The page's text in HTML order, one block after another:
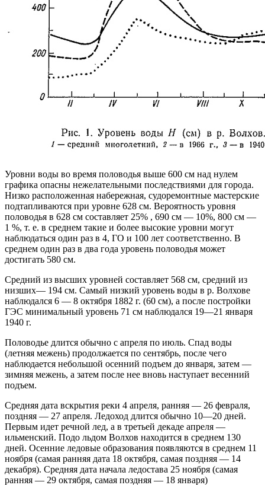
Уровни воды во время половодья выше 600 см над нулем
графика опасны нежелательными последствиями для города.
Низко расположенная набережная, судоремонтные мастерские
подтапливаются при уровне 628 см. Вероятность уровня
половодья в 628 см составляет 25% , 690 см — 10%, 800 см —
1 %, т. е. в среднем такие и более высокие уровни могут
наблюдаться один раз в 4, ГО и 100 лет соответственно. В
среднем один раз в два года уровень половодья может
достигать 580 см.
Средний из высших уровней составляет 568 см, средний из
низших— 194 см. Самый низкий уровень воды в р. Волхове
наблюдался 6 — 8 октября 1882 г. (60 см), а после постройки
ГЭС минимальный уровень 71 см наблюдался 19—21 января
1940 г.
Половодье длится обычно с апреля по июль. Спад воды
(летняя межень) продолжается по сентябрь, после чего
наблюдается небольшой осенний подъем до января, затем —
зимняя межень, а затем после нее вновь наступает весенний
подъем.
Средняя дата вскрытия реки 4 апреля, ранняя — 26 февраля,
поздняя — 27 апреля. Ледоход длится обычно 10—20 дней.
Первым идет речной лед, а в третьей декаде апреля —
ильменский. Подо льдом Волхов находится в среднем 130
дней. Осенние ледовые образования появляются в среднем 11
ноября (самая ранняя дата 18 октября, самая поздняя — 14
декабря). Средняя дата начала ледостава 25 ноября (самая
ранняя — 29 октября, самая поздняя — 18 января)